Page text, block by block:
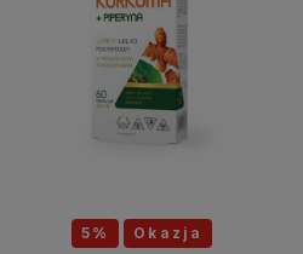
5% Okazja